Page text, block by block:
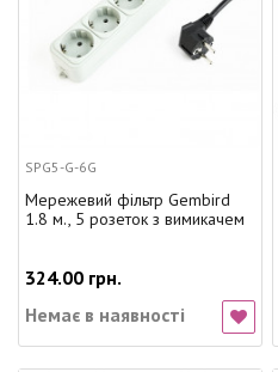
SPG5-G-6G
Мережевий фільтр Gembird
1.8 м., 5 розеток з вимикачем
324.00 грн.
Немає в наявності